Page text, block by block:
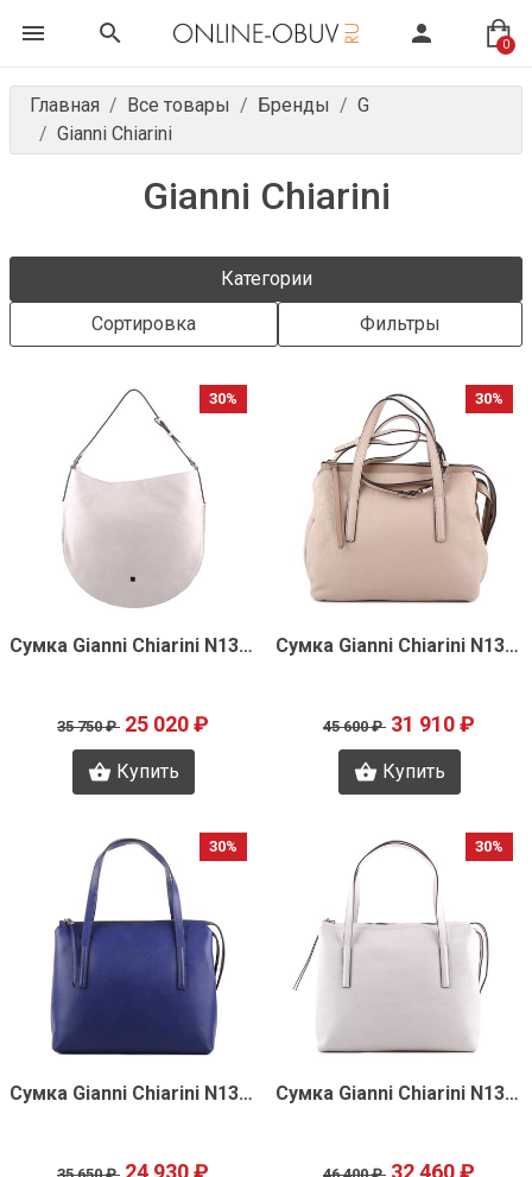
0
Главная Все товары Бренды
G
Gianni Chiarini
Gianni Chiarini
Категории
Сортировка
Фильтры
30%
Быстрый просмотр Сумка Gianni Chiarini N1376
35 750 ₽ 25 020 ₽
Купить
30%
Быстрый просмотр Сумка Gianni Chiarini N1374
45 600 ₽ 31 910 ₽
Купить
30%
Быстрый просмотр Сумка Gianni Chiarini N1370
24 930 ₽
30%
Быстрый просмотр Сумка Gianni Chiarini N1369
32 460 ₽